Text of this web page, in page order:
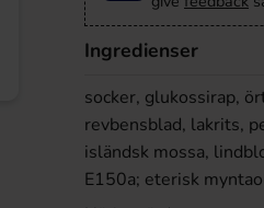
Ingredienser
socker, glukossirap,
revbensblad, lakrits,
isländsk mossa,
E150a; eterisk